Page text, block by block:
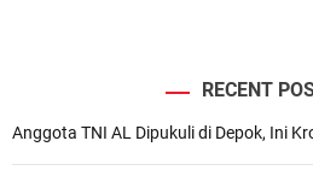
RECENT
Anggota TNI AL Dipukuli di Depok, Ini